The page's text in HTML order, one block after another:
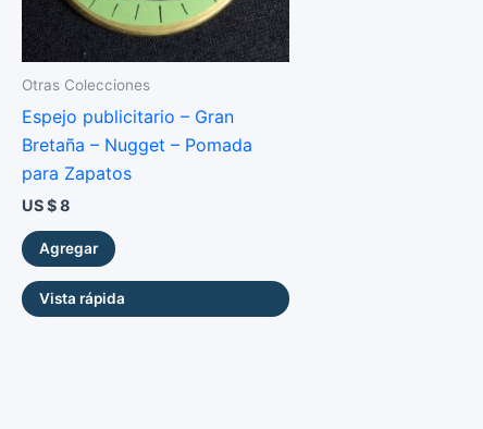
Otras Colecciones
Espejo publicitario – Gran
Bretaña – Nugget – Pomada
para Zapatos
US $8
Agregar
Vista rápida